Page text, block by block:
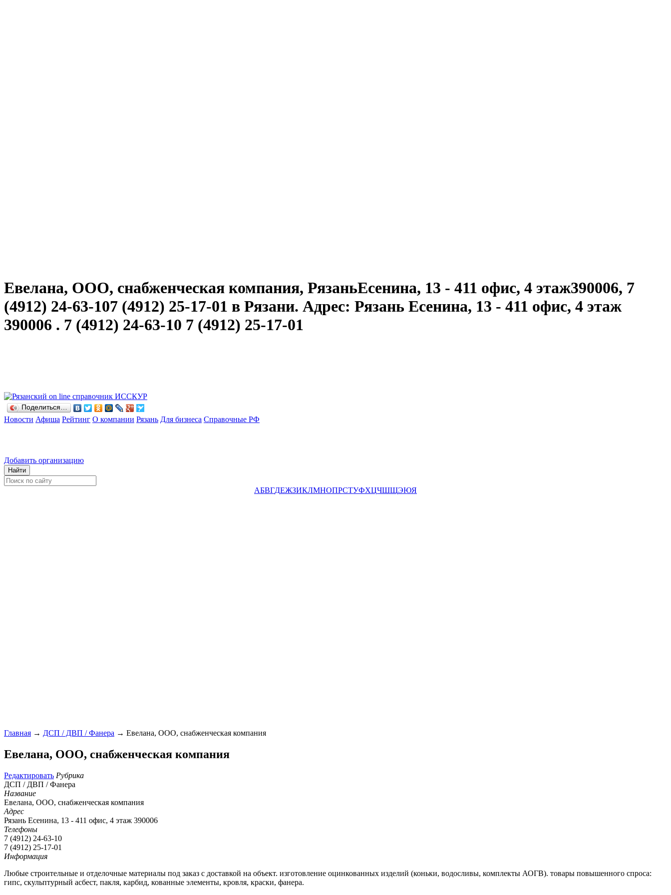
Евелана, ООО, снабженческая компания, РязаньЕсенина, 13 - 411 офис, 4 этаж390006, 7
(4912) 24-63-107 (4912) 25-17-01 в Рязани. Адрес: Рязань Есенина, 13 - 411 офис, 4 этаж
390006 . 7 (4912) 24-63-10 7 (4912) 25-17-01
Поделиться…
Новости Афиша Рейтинг О компании Рязань Для бизнеса Справочные РФ
Добавить организацию
АБВГДЕЖЗИКЛМНОПРСТУФХЦЧШЩЭЮЯ
Главная → ДСП / ДВП / Фанера → Евелана, ООО, снабженческая компания
Евелана, ООО, снабженческая компания
Редактировать Рубрика
ДСП / ДВП / Фанера
Название
Евелана, ООО, снабженческая компания
Адрес
Рязань Есенина, 13 - 411 офис, 4 этаж 390006
Телефоны
7 (4912) 24-63-10
7 (4912) 25-17-01
Информация
Любые строительные и отделочные материалы под заказ с доставкой на объект. изготовление оцинкованных изделий (коньки, водосливы, комплекты АОГВ). товары повышенного спроса:
гипс, скульптурный асбест, пакля, карбид, кованные элементы, кровля, краски, фанера.